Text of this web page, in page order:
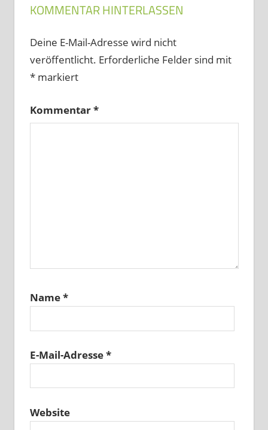
KOMMENTAR HINTERLASSEN
Deine E-Mail-Adresse wird nicht
veröffentlicht. Erforderliche Felder sind mit
*markiert
Kommentar*
Name*
E-Mail-Adresse*
Website